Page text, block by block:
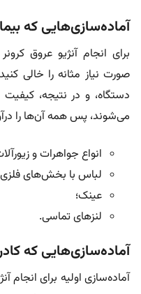
آماده‌سازی‌‌هایی که
برای انجام آنژیو عروق
صورت نیاز مثانه را خالی
دستگاه، و در نتیجه،
می‌شوند، پس همه آن‌ها را
انواع جواهرات و
لباس‌ با بخش‌های فلزی
عینک؛
لنزهای تماسی.
آماده‌سازی‌هایی که
آماده‌سازی اولیه برای انجام